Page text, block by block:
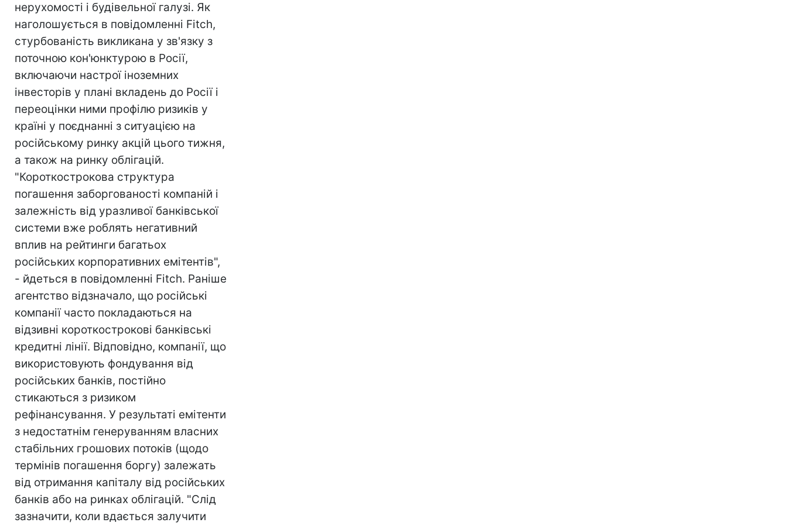
нерухомості і будівельної галузі. Як
наголошується в повідомленні Fitch,
стурбованість викликана у зв'язку з
поточною кон'юнктурою в Росії,
включаючи настрої іноземних
інвесторів у плані вкладень до Росії і
переоцінки ними профілю ризиків у
країні у поєднанні з ситуацією на
російському ринку акцій цього тижня,
а також на ринку облігацій.
"Короткострокова структура
погашення заборгованості компаній і
залежність від уразливої банківської
системи вже роблять негативний
вплив на рейтинги багатьох
російських корпоративних емітентів",
- йдеться в повідомленні Fitch. Раніше
агентство відзначало, що російські
компанії часто покладаються на
відзивні короткострокові банківські
кредитні лінії. Відповідно, компанії, що
використовують фондування від
російських банків, постійно
стикаються з ризиком
рефінансування. У результаті емітенти
з недостатнім генеруванням власних
стабільних грошових потоків (щодо
термінів погашення боргу) залежать
від отримання капіталу від російських
банків або на ринках облігацій. "Слід
зазначити, коли вдається залучити